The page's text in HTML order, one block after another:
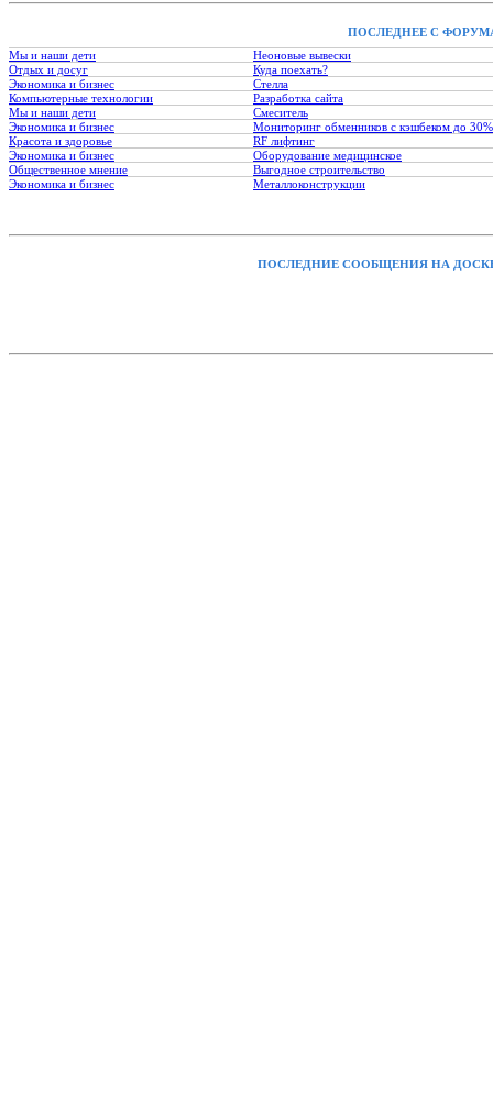
ПОСЛЕДНЕЕ С
Мы и наши дети
Неоновые вывески
Отдых и досуг
Куда поехать?
Экономика и бизнес
Стелла
Компьютерные технологии
Разработка сайта
Мы и наши дети
Смеситель
Экономика и бизнес
Мониторинг обменников с кэшбеком до 30%
Красота и здоровье
RF лифтинг
Экономика и бизнес
Оборудование медицинское
Общественное мнение
Выгодное строительство
Экономика и бизнес
Металлоконструкции
ПОСЛЕДНИЕ СООБЩЕНИЯ НА